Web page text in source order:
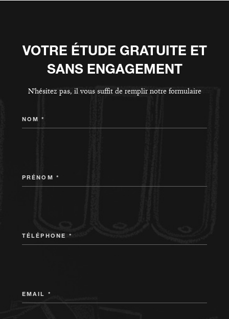
VOTRE ÉTUDE GRATUITE ET
SANS ENGAGEMENT
N'hésitez pas, il vous suffit de remplir notre formulaire
NOM *
PRÉNOM *
TÉLÉPHONE *
EMAIL *